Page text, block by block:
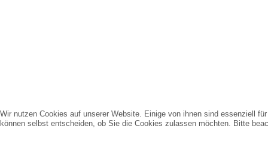
Wir nutzen Cookies auf unserer Website. Einige von ihnen sind essenziell
können selbst entscheiden, ob Sie die Cookies zulassen möchten. Bitte